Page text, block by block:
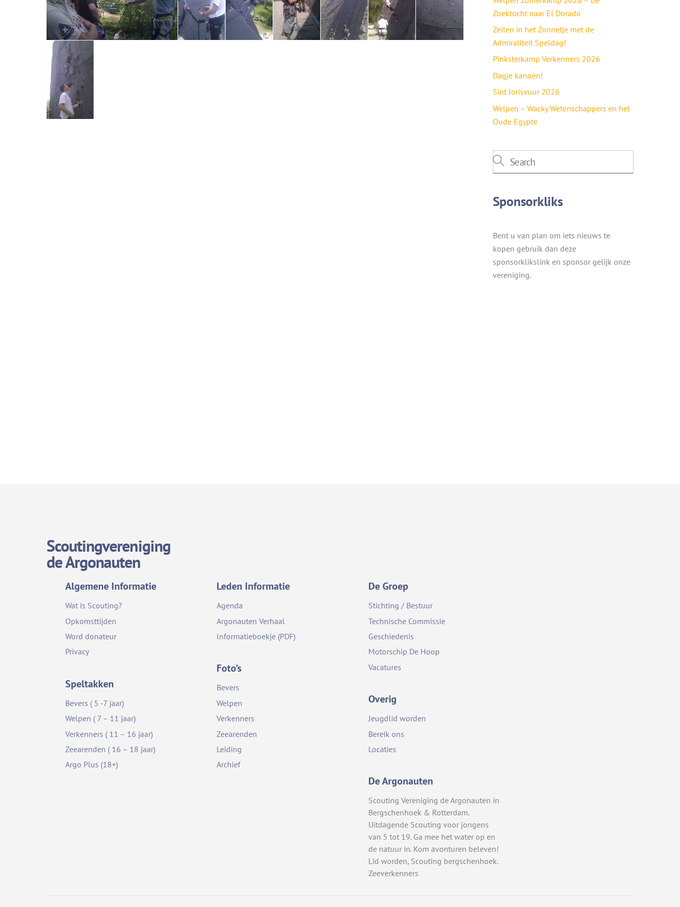
Zoektocht naar El Dorado
Zeilen in het Zonnetje met de
Admiraliteit Speldag!
Pinksterkamp Verkenners 2026
Dagje kanoën!
Sint Jorisvuur 2026
Welpen – Wacky Wetenschappers en het
Oude Egypte
Sponsorkliks
Bent u van plan om iets nieuws te
kopen gebruik dan deze
sponsorklikslink en sponsor gelijk onze
vereniging.
Scoutingvereniging
de Argonauten
Algemene Informatie
Wat is Scouting?
Opkomsttijden
Word donateur
Privacy
Speltakken
Bevers ( 5 -7 jaar)
Welpen ( 7 – 11 jaar)
Verkenners ( 11 – 16 jaar)
Zeearenden ( 16 – 18 jaar)
Argo Plus (18+)
Leden Informatie
Agenda
Argonauten Verhaal
Informatieboekje (PDF)
Foto’s
Bevers
Welpen
Verkenners
Zeearenden
Leiding
Archief
De Groep
Stichting / Bestuur
Technische Commissie
Geschiedenis
Motorschip De Hoop
Vacatures
Overig
Jeugdlid worden
Bereik ons
Locaties
De Argonauten
Scouting Vereniging de Argonauten in
Bergschenhoek & Rotterdam.
Uitdagende Scouting voor jongens
van 5 tot 19. Ga mee het water op en
de natuur in. Kom avonturen beleven!
Lid worden, Scouting bergschenhoek.
Zeeverkenners